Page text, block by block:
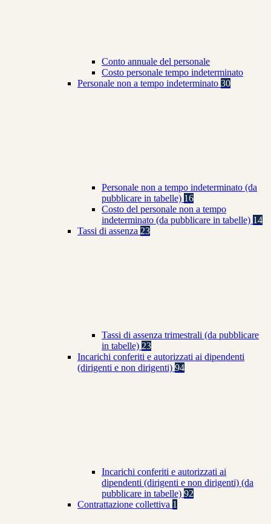
Conto annuale del personale
Costo personale tempo indeterminato
Personale non a tempo indeterminato 30
Personale non a tempo indeterminato (da
pubblicare in tabelle) 16
Costo del personale non a tempo
indeterminato (da pubblicare in tabelle) 14
Tassi di assenza 23
Tassi di assenza trimestrali (da pubblicare
in tabelle) 23
Incarichi conferiti e autorizzati ai dipendenti
(dirigenti e non dirigenti) 94
Incarichi conferiti e autorizzati ai
dipendenti (dirigenti e non dirigenti) (da
pubblicare in tabelle) 92
Contrattazione collettiva 1